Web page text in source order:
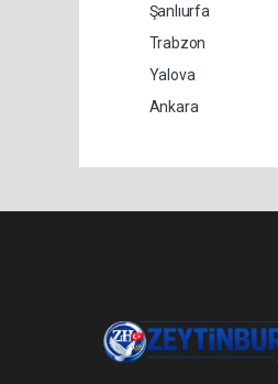
Şanlıurfa
Trabzon
Yalova
Ankara